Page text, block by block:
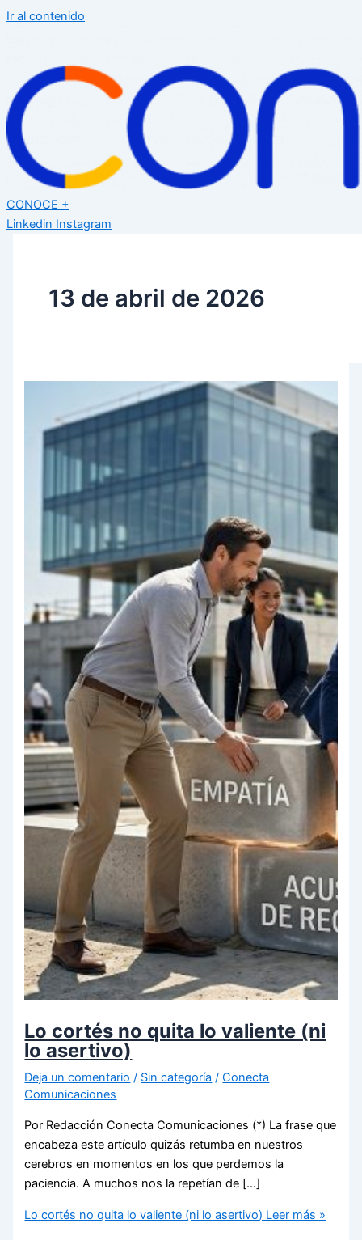
Ir al contenido
CONOCE +
Linkedin Instagram
13 de abril de 2026
Lo cortés no quita lo valiente (ni
lo asertivo)
Deja un comentario / Sin categoría /Conecta
Comunicaciones
Por Redacción Conecta Comunicaciones (*) La frase que
encabeza este artículo quizás retumba en nuestros
cerebros en momentos en los que perdemos la
paciencia. A muchos nos la repetían de […]
Lo cortés no quita lo valiente (ni lo asertivo) Leer más »